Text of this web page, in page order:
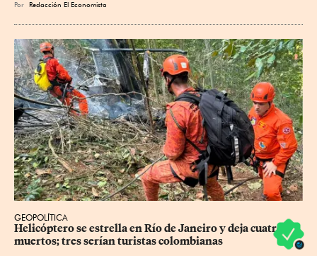
Por Redacción El Economista
GEOPOLÍTICA
Helicóptero se estrella en Río de Janeiro y deja cuatro
muertos; tres serían turistas colombianas